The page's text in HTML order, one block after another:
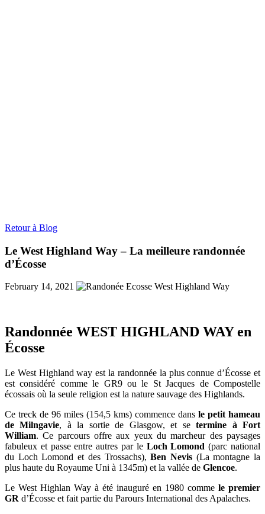
Retour à Blog
Le West Highland Way – La meilleure randonnée
d’Écosse
February 14, 2021
Randonnée WEST HIGHLAND WAY en
Écosse
Le West Highland way est la randonnée la plus connue d’Écosse et
est considéré comme le GR9 ou le St Jacques de Compostelle
écossais où la seule religion est la nature sauvage des Highlands.
Ce treck de 96 miles (154,5 kms) commence dans le petit hameau
de Milngavie, à la sortie de Glasgow, et setermine à Fort
William. Ce parcours offre aux yeux du marcheur des paysages
fabuleux et passe entre autres par le Loch Lomond (parc national
du Loch Lomond et des Trossachs),Ben Nevis(La montagne la
plus haute du Royaume Uni à 1345m) et la vallée de Glencoe.
Le West Highlan Way à été inauguré en 1980 comme le premier
GR d’Écosse et fait partie du Parours International des Apalaches.